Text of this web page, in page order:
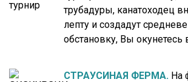
трубадуры, канатоходец
лепту и создадут
обстановку, Вы окунетесь
СТРАУСИНАЯ ФЕРМА. На